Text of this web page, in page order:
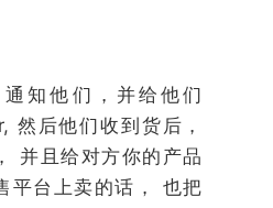
知他们，并给他们
然后他们收到货后，
并且给对方你的产品
平台上卖的话， 也把